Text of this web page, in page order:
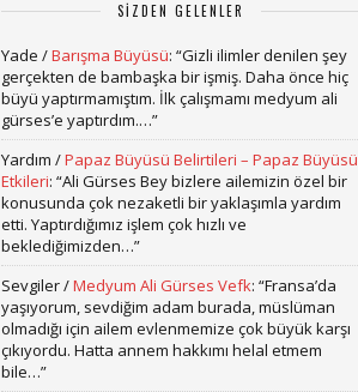
SIZDEN GELENLER
Yade /Barışma Büyüsü: “Gizli ilimler denilen şey
gerçekten de bambaşka bir işmiş. Daha önce hiç
büyü yaptırmamıştım. İlk çalışmamı medyum ali
gürses’e yaptırdım.…”
Yardım /Papaz Büyüsü Belirtileri – Papaz Büyüsü
Etkileri: “Ali Gürses Bey bizlere ailemizin özel bir
konusunda çok nezaketli bir yaklaşımla yardım
etti. Yaptırdığımız işlem çok hızlı ve
beklediğimizden…”
Sevgiler/Medyum Ali Gürses Vefk: “Fransa’da
yaşıyorum, sevdiğim adam burada, müslüman
olmadığı için ailem evlenmemize çok büyük karşı
çıkıyordu. Hatta annem hakkımı helal etmem
bile…”